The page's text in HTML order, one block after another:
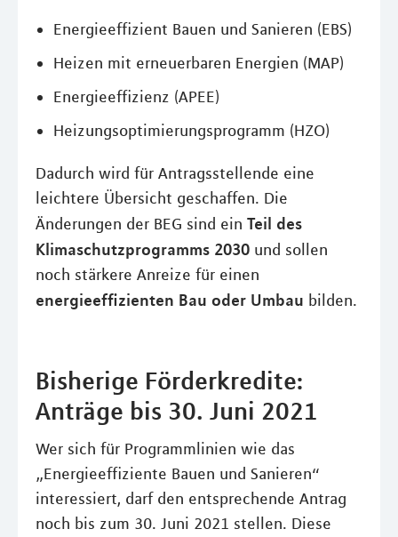
Energieeffizient Bauen und Sanieren (EBS)
Heizen mit erneuerbaren Energien (MAP)
Energieeffizienz (APEE)
Heizungsoptimierungsprogramm (HZO)
Dadurch wird für Antragsstellende eine
leichtere Übersicht geschaffen. Die
Änderungen der BEG sind ein Teil des
Klimaschutzprogramms 2030 und sollen
noch stärkere Anreize für einen
energieeffizienten Bau oder Umbau bilden.
Bisherige Förderkredite:
Anträge bis 30. Juni 2021
Wer sich für Programmlinien wie das
„Energieeffiziente Bauen und Sanieren“
interessiert, darf den entsprechende Antrag
noch bis zum 30. Juni 2021 stellen. Diese